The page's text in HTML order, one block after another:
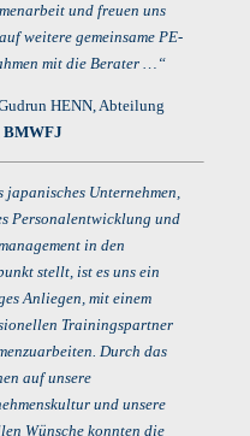
und freuen uns
weitere gemeinsame PE-
mit die Berater …“
HENN, Abteilung
BMWFJ
japanisches Unternehmen,
Personalentwicklung und
in den
stellt, ist es uns ein
Anliegen, mit einem
Trainingspartner
Durch das
auf unsere
und unsere
Wünsche konnten die